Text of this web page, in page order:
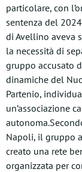
particolare, con
sentenza del
di Avellino aveva
la necessità di
gruppo accusato
dinamiche del
Partenio,
un’associazione
Napoli, il gruppo
creato una rete
organizzata per